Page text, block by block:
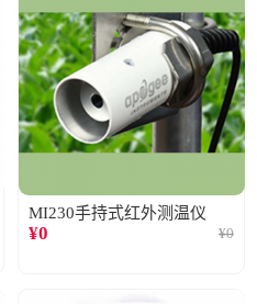
MI230手持式红外测温仪
¥0 ¥0